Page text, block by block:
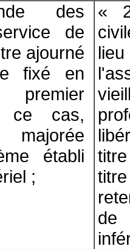
des
de
ajourné
fixé en
premier
ce cas,
majorée
établi
;
«